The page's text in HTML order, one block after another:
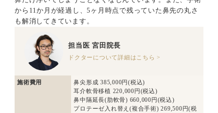
から11か月が経過し、5ヶ月時点で残っていた鼻先の丸さ
も解消してきています。
担当医 宮田院長
ドクターについて詳細はこちら >
施術費用
鼻尖形成 385,000円(税込)
耳介軟骨移植 220,000円(税込)
鼻中隔延長(肋軟骨) 660,000円(税込)
プロテーゼ入れ替え(複合手術) 269,500円(税